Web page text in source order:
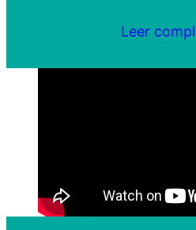
Leer